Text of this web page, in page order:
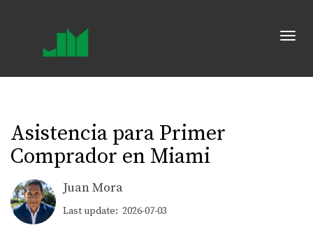
Asistencia para Primer
Comprador en Miami
Juan Mora
Last update: 2026-07-03